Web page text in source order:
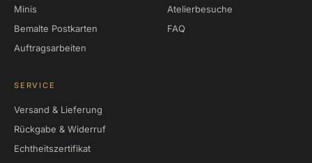
Minis
Bemalte Postkarten
Auftragsarbeiten
Atelierbesuche
FAQ
SERVICE
Versand & Lieferung
Rückgabe & Widerruf
Echtheitszertifikat